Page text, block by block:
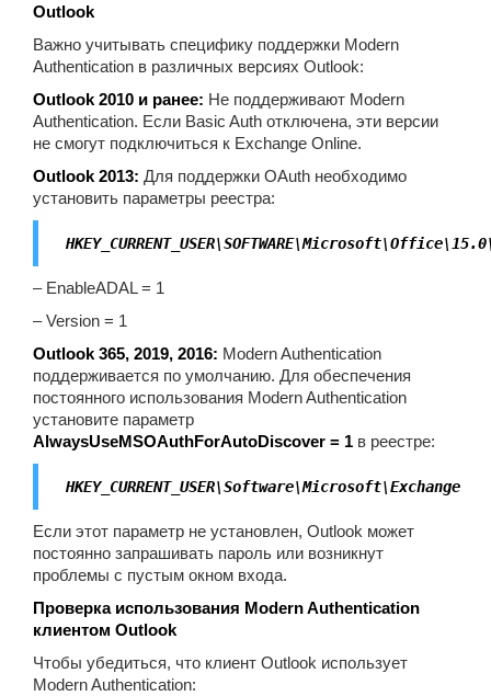
Outlook
Важно учитывать специфику поддержки Modern
Authentication в различных версиях Outlook:
Outlook 2010 и ранее: Не поддерживают Modern
Authentication. Если Basic Auth отключена, эти версии
не смогут подключиться к Exchange Online.
Outlook 2013: Для поддержки OAuth необходимо
установить параметры реестра:
– EnableADAL = 1
– Version = 1
Outlook 365, 2019, 2016: Modern Authentication
поддерживается по умолчанию. Для обеспечения
постоянного использования Modern Authentication
установите параметр
AlwaysUseMSOAuthForAutoDiscover = 1 в реестре:
HKEY_CURRENT_USER\Software\Microsoft\Exchange
Если этот параметр не установлен, Outlook может
постоянно запрашивать пароль или возникнут
проблемы с пустым окном входа.
Проверка использования Modern Authentication
клиентом Outlook
Чтобы убедиться, что клиент Outlook использует
Modern Authentication: